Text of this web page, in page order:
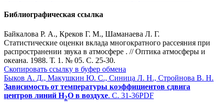
Библиографическая ссылка
Байкалова Р. А., Креков Г. М., Шаманаева Л. Г.
Статистические оценки вклада многократного рассеяния при
распространении звука в атмосфере . // Оптика атмосферы и
океана. 1988. Т. 1. № 05. С. 25-30.
Скопировать ссылку в буфер обмена
Быков А. Д., Макушкин Ю. С., Синица Л. Н., Стройнова В. Н.
Зависимость от температуры коэффициентов сдвига
центров линий Н2О в воздухе. С. 31-36PDF